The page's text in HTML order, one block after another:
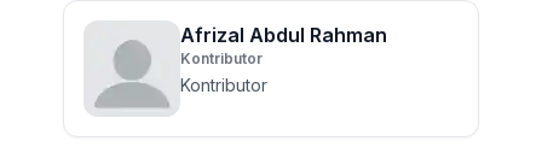
Afrizal Abdul Rahman
Kontributor
Kontributor